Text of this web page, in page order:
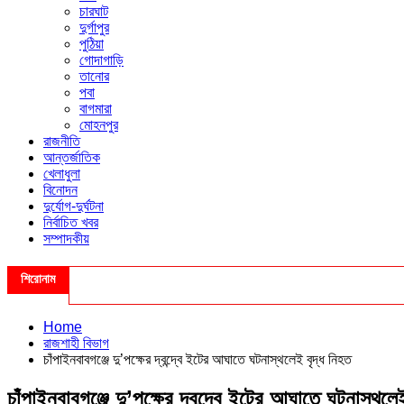
চারঘাট
দুর্গাপুর
পুঠিয়া
গোদাগাড়ি
তানোর
পবা
বাগমারা
মোহনপুর
রাজনীতি
আন্তর্জাতিক
খেলাধুলা
বিনোদন
দুর্যোগ-দুর্ঘটনা
নির্বাচিত খবর
সম্পাদকীয়
শিরোনাম
Home
রাজশাহী বিভাগ
চাঁপাইনবাবগঞ্জে দু’পক্ষের দ্বন্দ্বে ইটের আঘাতে ঘটনাস্থলেই বৃদ্ধ নিহত
চাঁপাইনবাবগঞ্জে দু’পক্ষের দ্বন্দ্বে ইটের আঘাতে